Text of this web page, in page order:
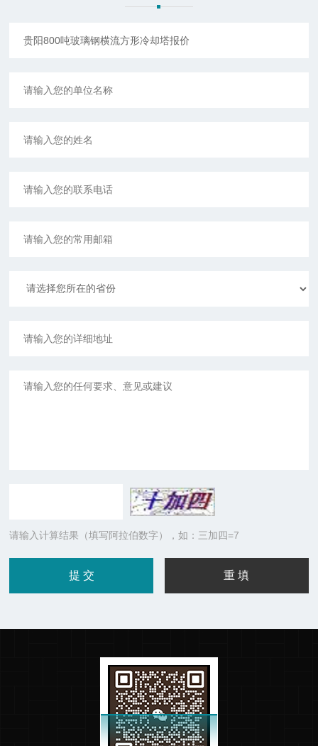
请输入计算结果（填写阿拉伯数字），如：三加四=7